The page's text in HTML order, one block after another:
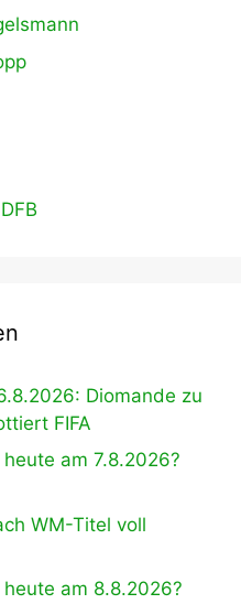
Diomande zu
FIFA
am 7.8.2026?
WM-Titel voll
am 8.8.2026?